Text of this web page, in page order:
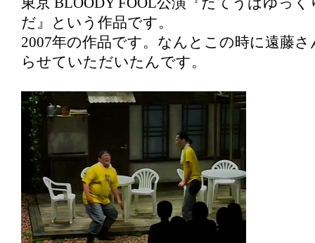
だ』という作品です。
2007年の作品です。なんとこの時に遠藤
らせていただいたんです。